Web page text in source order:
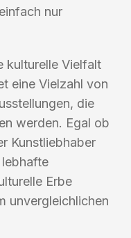
nur
kulturelle Vielfalt
eine Vielzahl von
die
werden. Egal ob
Kunstliebhaber
Erbe
unvergleichlichen